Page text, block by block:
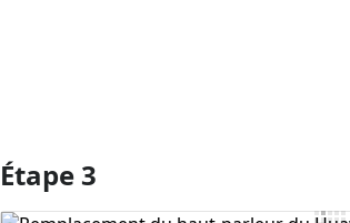
Étape 3